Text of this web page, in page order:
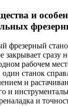
и
фрезерный
закрывает сразу
рабочем
станок
и
и
и